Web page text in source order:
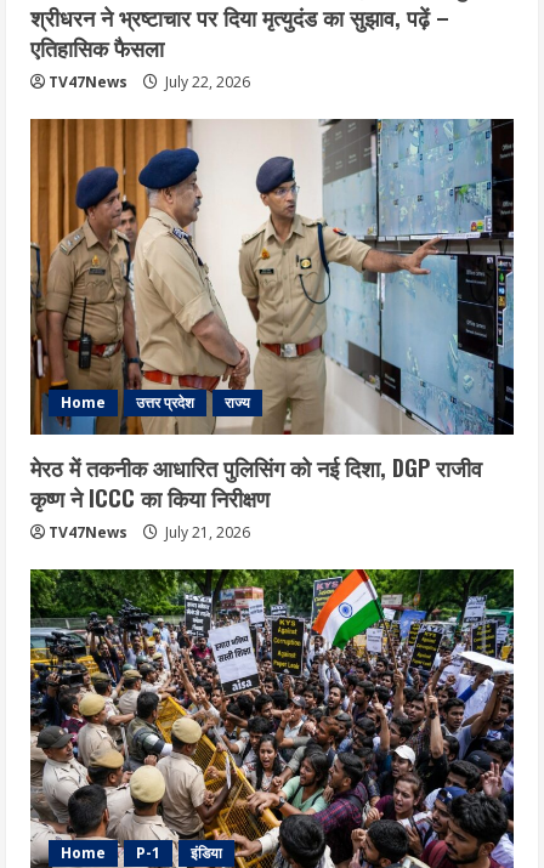
श्रीधरन ने भ्रष्टाचार पर द‍िया मृत्युदंड का सुझाव, पढ़ें –
एत‍िहास‍िक फैसला
TV47News July 22, 2026
Home उत्तर प्रदेश राज्य
मेरठ में तकनीक आधारित पुलिसिंग को नई दिशा, DGP राजीव
कृष्ण ने ICCC का किया निरीक्षण
TV47News July 21, 2026
Home P-1 इंडिया